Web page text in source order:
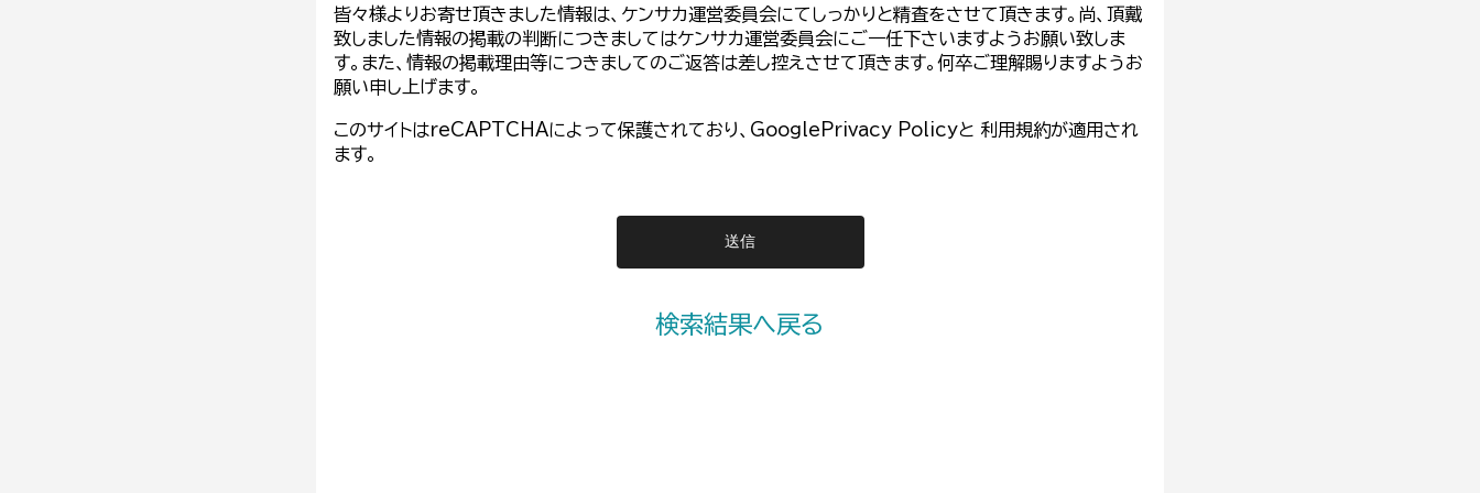
皆々様よりお寄せ頂きました情報は、ケンサカ運営委員会にてしっかりと精査をさせて頂きます。尚、頂戴
致しました情報の掲載の判断につきましてはケンサカ運営委員会にご一任下さいますようお願い致しま
す。また、情報の掲載理由等につきましてのご返答は差し控えさせて頂きます。何卒ご理解賜りますようお
願い申し上げます。
このサイトはreCAPTCHAによって保護されており、 GooglePrivacy Policyと 利用規約が適用され
ます。
検索結果へ戻る